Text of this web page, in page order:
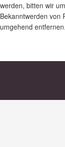
werden, bitten wir
Bekanntwerden von
umgehend entfernen.